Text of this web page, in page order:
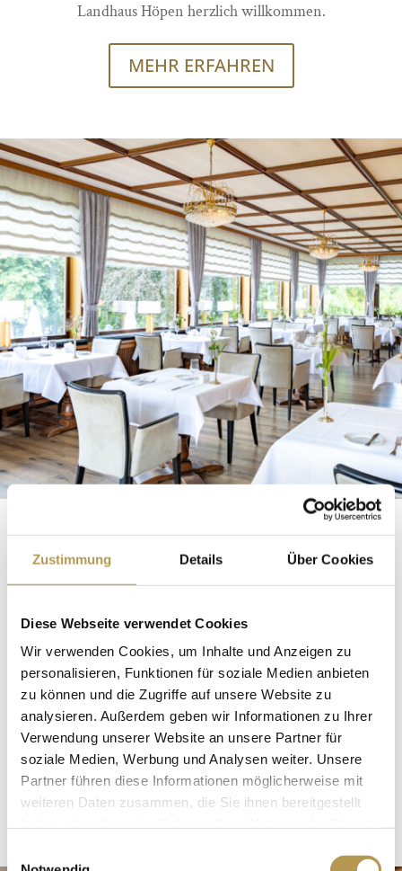
Zustimmung Details Über Cookies
Diese Webseite verwendet Cookies
Wir verwenden Cookies, um Inhalte und Anzeigen zu
personalisieren, Funktionen für soziale Medien anbieten
zu können und die Zugriffe auf unsere Website zu
analysieren. Außerdem geben wir Informationen zu Ihrer
Verwendung unserer Website an unsere Partner für
soziale Medien, Werbung und Analysen weiter. Unsere
Partner führen diese Informationen möglicherweise mit
weiteren Daten zusammen, die Sie ihnen bereitgestellt
Landhaus Höpen herzlich willkommen.
MEHR ERFAHREN
Kulinarischer Genuss
In unserem Panorama-Restaurant mit Blick in die
Heide servieren wir Ihnen heidetypische Gerichte,
die mit hochwertigen regionalen Produkten frisch
für Sie zubereitet werden.
MEHR ERFAHREN